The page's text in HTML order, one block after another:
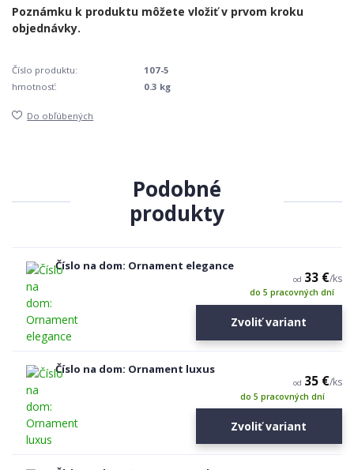
Číslo produktu:
107-5
hmotnosť:
0.3 kg
Do obľúbených
Podobné
produkty
Číslo na dom: Ornament elegance
od 33 €/ks
do 5 pracovných dní
Zvoliť variant
Číslo na dom: Ornament luxus
od 35 €/ks
do 5 pracovných dní
Zvoliť variant